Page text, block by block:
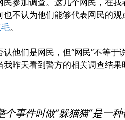
参加调查。这几个网民，在我
也不认为他们能够代表网民的观
。
他们是网民，但“网民”不等于
昨天看到警方的相关调查结
事件叫做“躲猫猫”是一